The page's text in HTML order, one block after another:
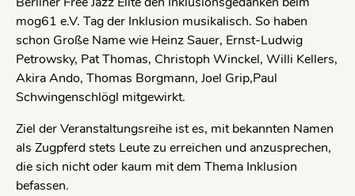
mog61 e.V. Tag der Inklusion musikalisch. So haben
schon Große Name wie Heinz Sauer, Ernst-Ludwig
Petrowsky, Pat Thomas, Christoph Winckel, Willi Kellers,
Akira Ando, Thomas Borgmann, Joel Grip,Paul
Schwingenschlögl mitgewirkt.
Ziel der Veranstaltungsreihe ist es, mit bekannten Namen
als Zugpferd stets Leute zu erreichen und anzusprechen,
die sich nicht oder kaum mit dem Thema Inklusion
befassen.